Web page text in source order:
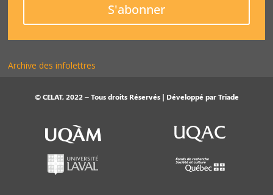
S'abonner
Archive des infolettres
© CELAT, 2022 – Tous droits Réservés | Développé parTriade